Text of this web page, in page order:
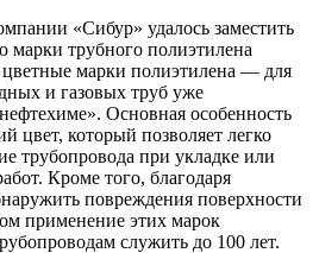
«Сибур» удалось заместить
трубного полиэтилена
марки полиэтилена — для
и газовых труб уже
Основная особенность
цвет, который позволяет легко
трубопровода при укладке или
Кроме того, благодаря
повреждения поверхности
применение этих марок
служить до 100 лет.